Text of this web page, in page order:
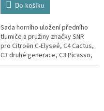
Do košíku
Sada horního uložení předního
tlumiče a pružiny značky SNR
pro Citroën C-Elyseé, C4 Cactus,
C3 druhé generace, C3 Picasso,
DS3 a C3 Aircross.(Peugeot: 208